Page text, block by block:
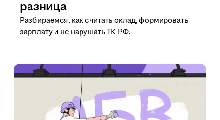
разница
Разбираемся, как считать оклад, формировать
зарплату и не нарушать ТК РФ.